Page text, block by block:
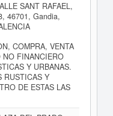
SANT RAFAEL,
46701, Gandia,
COMPRA, VENTA
NO FINANCIERO
Y URBANAS.
RUSTICAS Y
DE ESTAS LAS